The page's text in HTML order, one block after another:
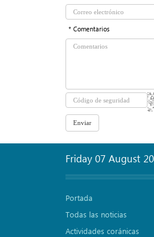
* Comentarios
Friday 07 August
Portada
Todas las noticias
Actividades coránicas